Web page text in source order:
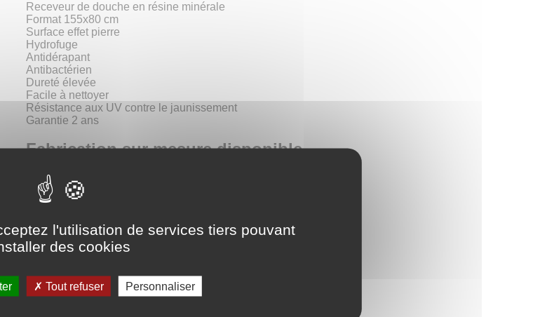
Receveur de douche en résine minérale
Format 155x80 cm
Surface effet pierre
Hydrofuge
Antidérapant
Antibactérien
Dureté élevée
Facile à nettoyer
Résistance aux UV contre le jaunissement
Garantie 2 ans
Fabrication sur mesure disponible
Largeur : de 65 à 100 cm
Longueur : de 65 à 210 cm
Inclus avec le receveur
Bonde d'évacuation avec sortie horizontale
Plaque inoxydable
l'utilisation de services tiers pouvant
des cookies
Tout refuser Personnaliser